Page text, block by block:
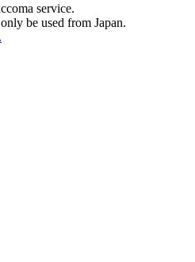
service.
be used from Japan.